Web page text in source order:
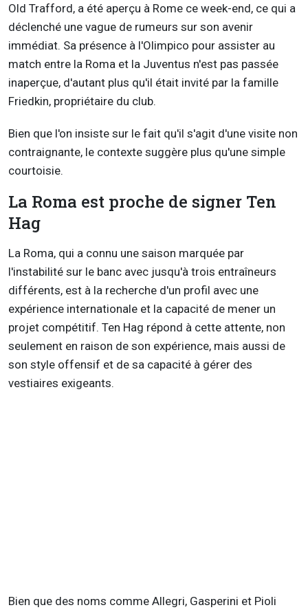
Old Trafford, a été aperçu à Rome ce week-end, ce qui a
déclenché une vague de rumeurs sur son avenir
immédiat. Sa présence à l'Olimpico pour assister au
match entre la Roma et la Juventus n'est pas passée
inaperçue, d'autant plus qu'il était invité par la famille
Friedkin, propriétaire du club.
Bien que l'on insiste sur le fait qu'il s'agit d'une visite non
contraignante, le contexte suggère plus qu'une simple
courtoisie.
La Roma est proche de signer Ten
Hag
La Roma, qui a connu une saison marquée par
l'instabilité sur le banc avec jusqu'à trois entraîneurs
différents, est à la recherche d'un profil avec une
expérience internationale et la capacité de mener un
projet compétitif. Ten Hag répond à cette attente, non
seulement en raison de son expérience, mais aussi de
son style offensif et de sa capacité à gérer des
vestiaires exigeants.
Bien que des noms comme Allegri, Gasperini et Pioli